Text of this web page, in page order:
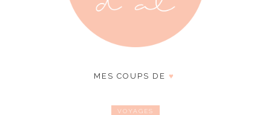
MES COUPS DE ♥
VOYAGES